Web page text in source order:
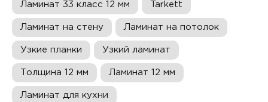
Ламинат 33 класс 12 мм Tarkett
Ламинат на стену Ламинат на потолок
Узкие планки Узкий ламинат
Толщина 12 мм Ламинат 12 мм
Ламинат для кухни